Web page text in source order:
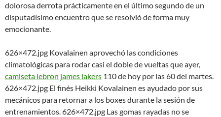
dolorosa derrota prácticamente en el último segundo de un
disputadísimo encuentro que se resolvió de forma muy
emocionante.
626×472.jpg Kovalainen aprovechó las condiciones
climatológicas para rodar casi el doble de vueltas que ayer,
camiseta lebron james lakers 110 de hoy por las 60 del martes.
626×472.jpg El finés Heikki Kovalainen es ayudado por sus
mecánicos para retornar a los boxes durante la sesión de
entrenamientos. 626×472.jpg Las gomas rayadas no se